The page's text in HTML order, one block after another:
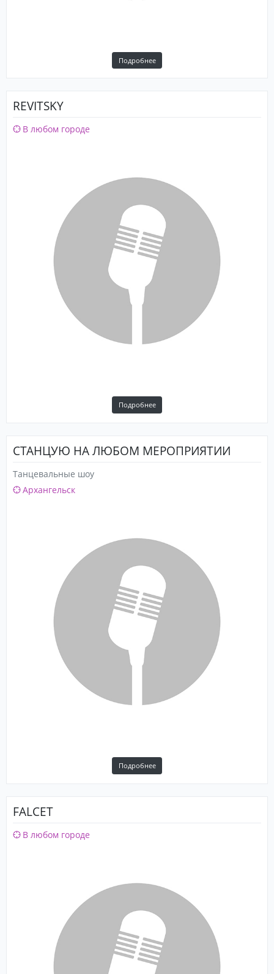
Подробнее
REVITSKY
В любом городе
Подробнее
СТАНЦУЮ НА ЛЮБОМ МЕРОПРИЯТИИ
Танцевальные шоу
Архангельск
Подробнее
FALCET
В любом городе